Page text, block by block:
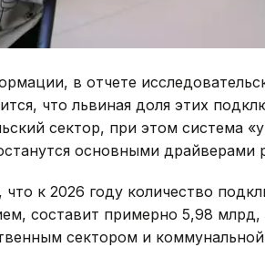
в отчете
что львиная доля этих
сектор, при этом система
основными драйверами
к 2026 году количество
составит примерно 5,98
сектором и